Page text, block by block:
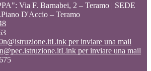
Via F. Barnabei, 2 – Teramo | SEDE
D'Accio – Teramo
Link per inviare una mail
Link per inviare una mail